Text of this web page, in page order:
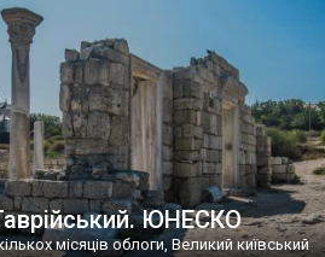
Раритети викрадені з фондів об’єкту
ЮНЕСКО «Херсонеса Таврійського».
«Золото Візантії», але експерти та
це лише […]
ЮНЕСКО
місяців облоги, Великий київський